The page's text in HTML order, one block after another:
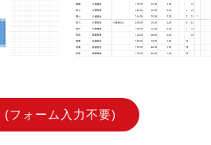
(フォーム入力不要)